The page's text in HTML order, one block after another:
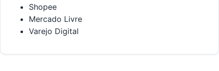
Shopee
Mercado Livre
Varejo Digital